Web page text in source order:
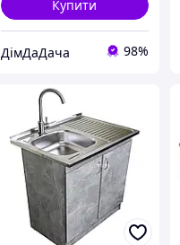
Купити
ДімДаДача 98%